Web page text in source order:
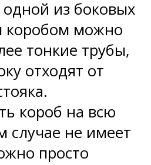
из боковых
коробом можно
тонкие трубы,
отходят от
короб на всю
случае не имеет
просто